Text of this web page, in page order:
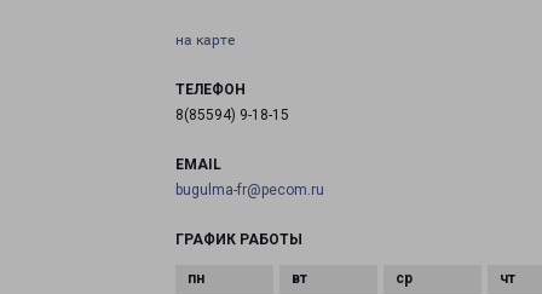
на карте
ТЕЛЕФОН
8(85594) 9-18-15
EMAIL
bugulma-fr@pecom.ru
ГРАФИК РАБОТЫ